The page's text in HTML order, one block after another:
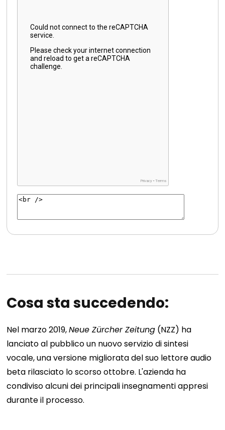
Cosa sta succedendo:
Nel marzo 2019,Neue Zürcher Zeitung (NZZ) ha
lanciato al pubblico un nuovo servizio di sintesi
vocale, una versione migliorata del suo lettore audio
beta rilasciato lo scorso ottobre. L'azienda ha
condiviso alcuni dei principali insegnamenti appresi
durante il processo.